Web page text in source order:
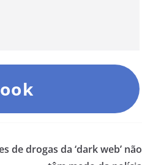
de drogas da ‘dark web’ não